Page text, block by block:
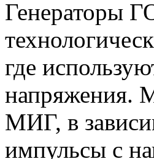
Генераторы
где
напряжения.
МИГ, в
импульсы c